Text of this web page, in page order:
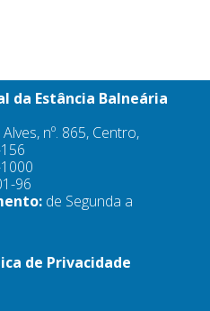
da Estância Balneária
nº. 865, Centro,
96
de Segunda a
de Privacidade